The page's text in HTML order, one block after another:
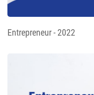
Entrepreneur - 2022